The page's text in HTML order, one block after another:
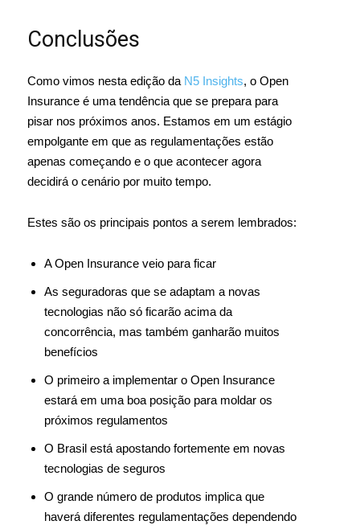
Conclusões
Como vimos nesta edição da N5 Insights, o Open
Insurance é uma tendência que se prepara para
pisar nos próximos anos. Estamos em um estágio
empolgante em que as regulamentações estão
apenas começando e o que acontecer agora
decidirá o cenário por muito tempo.
Estes são os principais pontos a serem lembrados:
A Open Insurance veio para ficar
As seguradoras que se adaptam a novas
tecnologias não só ficarão acima da
concorrência, mas também ganharão muitos
benefícios
O primeiro a implementar o Open Insurance
estará em uma boa posição para moldar os
próximos regulamentos
O Brasil está apostando fortemente em novas
tecnologias de seguros
O grande número de produtos implica que
haverá diferentes regulamentações dependendo